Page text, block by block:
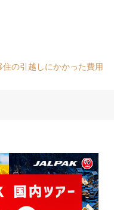
住の引越しにかかった費用